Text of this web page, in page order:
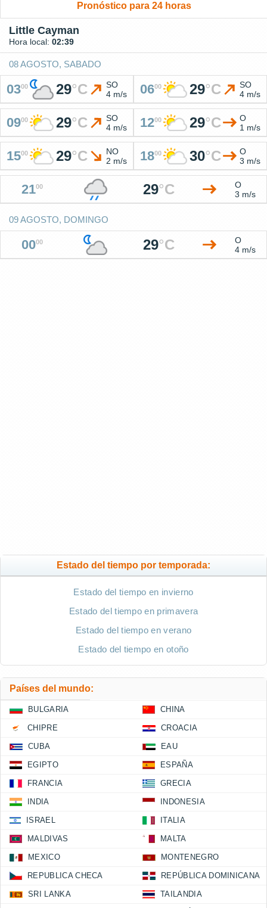
Pronóstico para 24 horas
Little Cayman
Hora local: 02:39
08 AGOSTO, SABADO
0300 29°C
SO
4 m/s
0600 29°C
SO
4 m/s
0900 29°C
SO
4 m/s
1200 29°C
O
1 m/s
1500 29°C
NO
2 m/s
1800 30°C
O
3 m/s
2100 29°C
O
3 m/s
09 AGOSTO, DOMINGO
0000 29°C
O
4 m/s
Estado del tiempo por temporada:
Estado del tiempo en invierno
Estado del tiempo en primavera
Estado del tiempo en verano
Estado del tiempo en otoño
Países del mundo:
BULGARIA CHINA
CHIPRE CROACIA
CUBA EAU
EGIPTO ESPAÑA
FRANCIA GRECIA
INDIA INDONESIA
ISRAEL ITALIA
MALDIVAS MALTA
MEXICO MONTENEGRO
REPUBLICA CHECA REPÚBLICA DOMINICANA
SRI LANKA TAILANDIA